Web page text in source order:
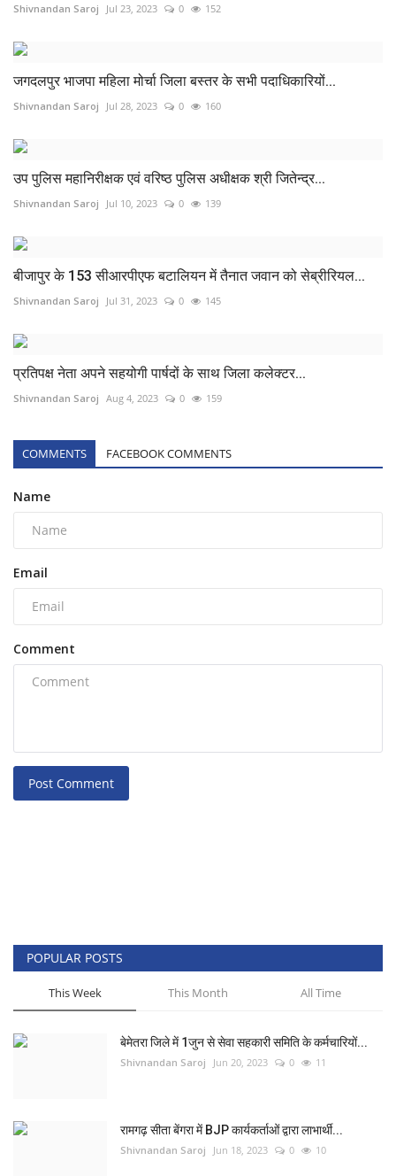
Shivnandan Saroj Jul 23, 2023 0 152
जगदलपुर भाजपा महिला मोर्चा जिला बस्तर के सभी पदाधिकारियों...
Shivnandan Saroj Jul 28, 2023 0 160
उप पुलिस महानिरीक्षक एवं वरिष्ठ पुलिस अधीक्षक श्री जितेन्द्र...
Shivnandan Saroj Jul 10, 2023 0 139
बीजापुर के 153 सीआरपीएफ बटालियन में तैनात जवान को सेब्रीरियल...
Shivnandan Saroj Jul 31, 2023 0 145
प्रतिपक्ष नेता अपने सहयोगी पार्षदों के साथ जिला कलेक्टर...
Shivnandan Saroj Aug 4, 2023 0 159
COMMENTS FACEBOOK COMMENTS
Name
Email
Comment
Post Comment
POPULAR POSTS
This Week This Month All Time
बेमेतरा जिले में 1जुन से सेवा सहकारी समिति के कर्मचारियों...
Shivnandan Saroj Jun 20, 2023 0 11
रामगढ़ सीता बेंगरा में BJP कार्यकर्ताओं द्वारा लाभार्थी...
Shivnandan Saroj Jun 18, 2023 0 10